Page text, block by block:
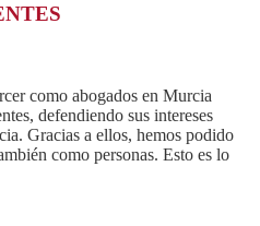
como abogados en Murcia
defendiendo sus intereses
Gracias a ellos, hemos podido
como personas. Esto es lo